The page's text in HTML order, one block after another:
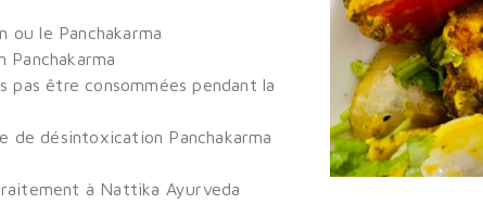
ou le Panchakarma
pas être consommées pendant la
de désintoxication Panchakarma
à Nattika Ayurveda